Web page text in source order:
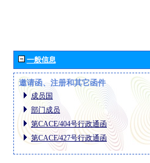
一般信息
邀请函、注册和其它函件
成员国
部门成员
第CACE/404号行政通函
第CACE/427号行政通函